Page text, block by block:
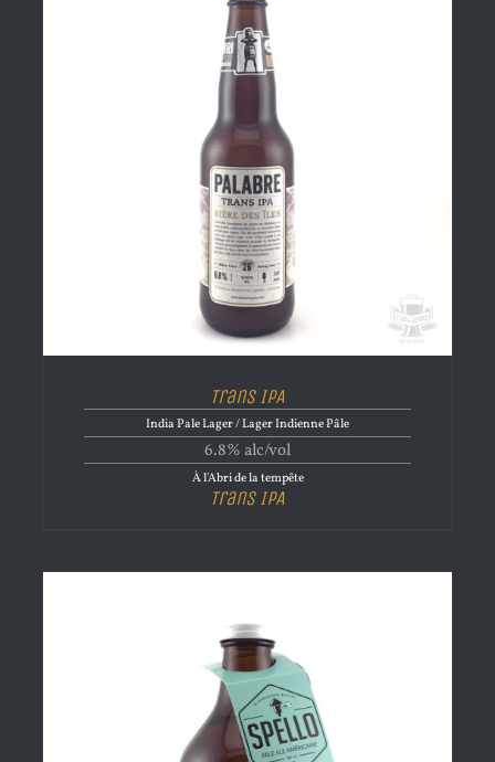
Trans IPA
India Pale Lager / Lager Indienne Pâle
6.8% alc/vol
À l'Abri de la tempête
Trans IPA